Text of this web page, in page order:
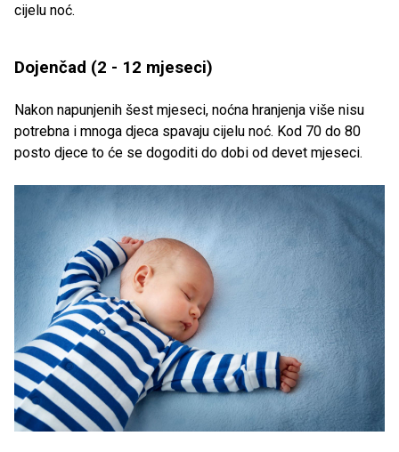
cijelu noć.
Dojenčad (2 - 12 mjeseci)
Nakon napunjenih šest mjeseci, noćna hranjenja više nisu
potrebna i mnoga djeca spavaju cijelu noć. Kod 70 do 80
posto djece to će se dogoditi do dobi od devet mjeseci.